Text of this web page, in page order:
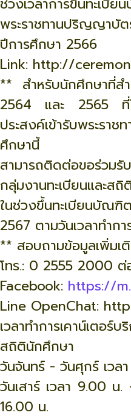
พระราชทานปริญญาบัต
ปีการศึกษา 2566
Link: http://
** สำหรับนักศึกษาที่ส
2564 และ 2565 ที่ไ
ประสงค์เข้ารับพระรา
ศึกษานี้
สามารถติดต่อขอร่วมรั
กลุ่มงานทะเบียนและส
ในช่วงขึ้นทะเบียนบัณ
2567 ตามวันเวลาทำกา
** สอบถามข้อมูลเพิ่มเ
โทร.: 0 2555 2000 ต่
Facebook: https://
Line OpenChat:
เวลาทำการเคาน์เตอร์
สถิตินักศึกษา
วันจันทร์ - วันศุกร์ เวล
วันเสาร์ เวลา 9.00
16.00 น.